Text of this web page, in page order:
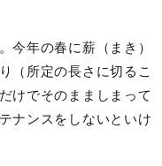
今年の春に薪（まき）
（所定の長さに切るこ
けでそのまましまって
ナンスをしないといけ